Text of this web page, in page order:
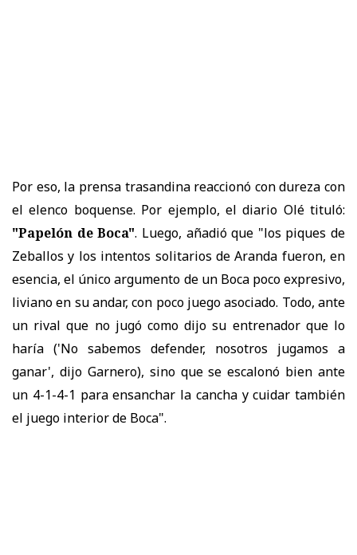
Por eso, la prensa trasandina reaccionó con dureza con
el elenco boquense. Por ejemplo, el diario Olé tituló:
"Papelón de Boca". Luego, añadió que "los piques de
Zeballos y los intentos solitarios de Aranda fueron, en
esencia, el único argumento de un Boca poco expresivo,
liviano en su andar, con poco juego asociado. Todo, ante
un rival que no jugó como dijo su entrenador que lo
haría ('No sabemos defender, nosotros jugamos a
ganar', dijo Garnero), sino que se escalonó bien ante
un 4-1-4-1 para ensanchar la cancha y cuidar también
el juego interior de Boca".